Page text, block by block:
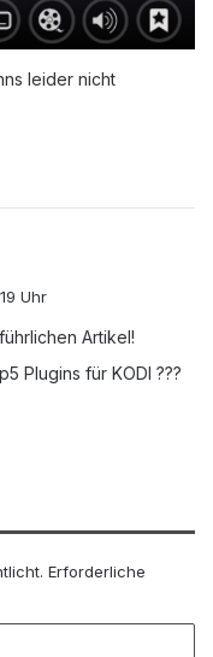
leider nicht
Uhr
Artikel!
Plugins für KODI ???
Erforderliche